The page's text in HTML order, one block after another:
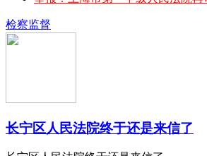
检察监督
长宁区人民法院终于还是来信了